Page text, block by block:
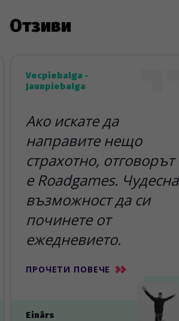
Отзиви
Vecpiebalga -
Jaunpiebalga
Ако искате да
направите нещо
страхотно, отговорът
е Roadgames. Чудесна
възможност да си
починете от
ежедневието.
ПРОЧЕТИ ПОВЕЧЕ
Einārs